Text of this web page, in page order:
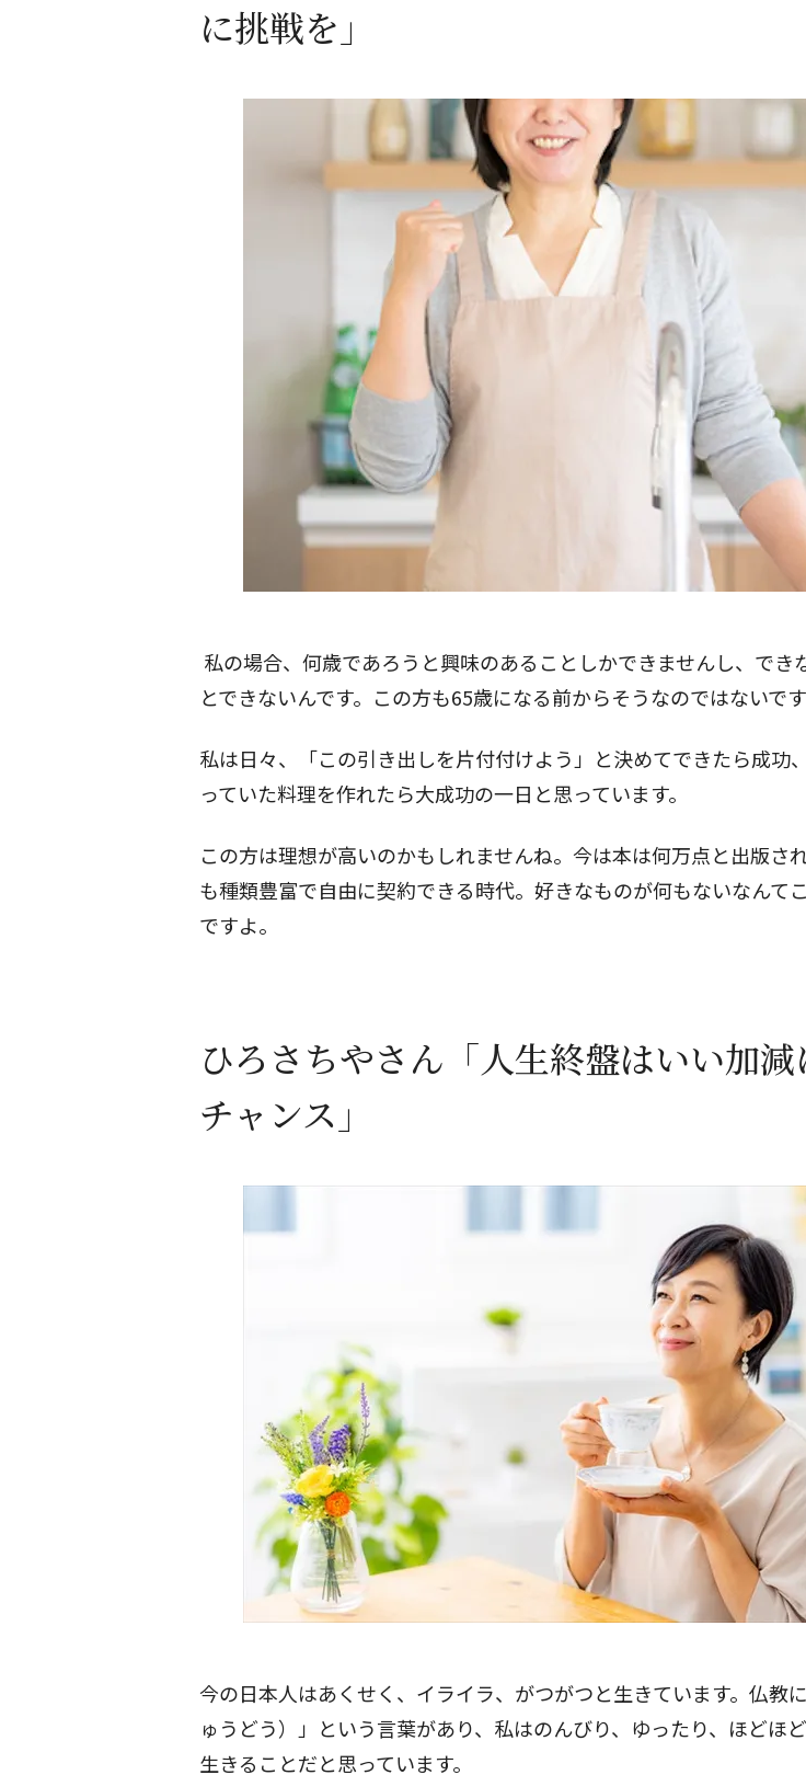
に挑戦を」
私の場合、何歳であろうと興味のあることしかできませんし、でき
とできないんです。この方も65歳になる前からそうなのではないです
私は日々、「この引き出しを片付付けよう」と決めてできたら成功
っていた料理を作れたら大成功の一日と思っています。
この方は理想が高いのかもしれませんね。今は本は何万点と出版さ
も種類豊富で自由に契約できる時代。好きなものが何もないなんて
ですよ。
ひろさちやさん「人生終盤はいい加減
チャンス」
今の日本人はあくせく、イライラ、がつがつと生きています。仏教
ゅうどう）」という言葉があり、私はのんびり、ゆったり、ほどほ
生きることだと思っています。
閉じる